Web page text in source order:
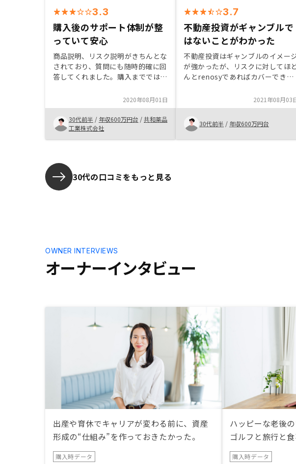
3.3
購入後のサポート体制が整
っていて安心
商品説明、リスク説明がきちんとな
されており、質問にも随時的確に回
答してくれました。購入までではな
安心材料になりました。2020年08月01日
30代前半 / 年収600万円台 /共和薬品
工業株式会社
3.7
不動産投資がギャンブルで
はないことがわかった
不動産投資はギャンブルのイメー
が強かったが、リスクに対してほ
んとrenosyであればカバーできて
た。長期的にみれば様々な投資よ
もリターンが大きいと思える。初
ての投資だったため、リスクに関す
る部分をもっと時間を割いて説明し
て欲しい。物件のハザードマップ
2021年08月03
30代前半 / 年収600万円台
30代の口コミをもっと見る
オーナーインタビュー
OWNER INTERVIEWS
出産や育休でキャリアが変わる前に、資産
形成の“仕組み”を作っておきたかった。
購入時データ
ハッピーな老後
ゴルフと旅行と
購入時データ